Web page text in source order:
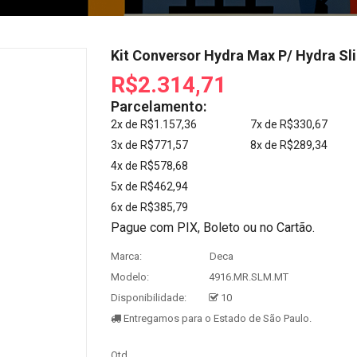
Kit Conversor Hydra Max P/ Hydra
R$2.314,71
Parcelamento:
2x de R$1.157,36
3x de R$771,57
4x de R$578,68
5x de R$462,94
6x de R$385,79
7x de R$330,67
8x de R$289,34
Pague com PIX, Boleto ou no Cartão.
Marca:
Deca
Modelo:
4916.MR.SLM.MT
Disponibilidade:
10
Entregamos para o Estado de São Paulo.